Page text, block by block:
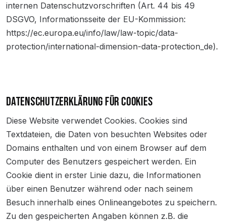
internen Datenschutzvorschriften (Art. 44 bis 49
DSGVO, Informationsseite der EU-Kommission:
https://ec.europa.eu/info/law/law-topic/data-
protection/international-dimension-data-protection_de).
DATENSCHUTZERKLÄRUNG FÜR COOKIES
Diese Website verwendet Cookies. Cookies sind
Textdateien, die Daten von besuchten Websites oder
Domains enthalten und von einem Browser auf dem
Computer des Benutzers gespeichert werden. Ein
Cookie dient in erster Linie dazu, die Informationen
über einen Benutzer während oder nach seinem
Besuch innerhalb eines Onlineangebotes zu speichern.
Zu den gespeicherten Angaben können z.B. die